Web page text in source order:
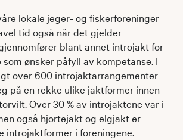
lokale jeger- og fiskerforeninger
tid også når det gjelder
blant annet introjakt for
ønsker påfyll av kompetanse. I
over 600 introjaktarrangementer
på en rekke ulike jaktformer innen
Over 30 % av introjaktene var i
også hjortejakt og elgjakt er
i foreningene.